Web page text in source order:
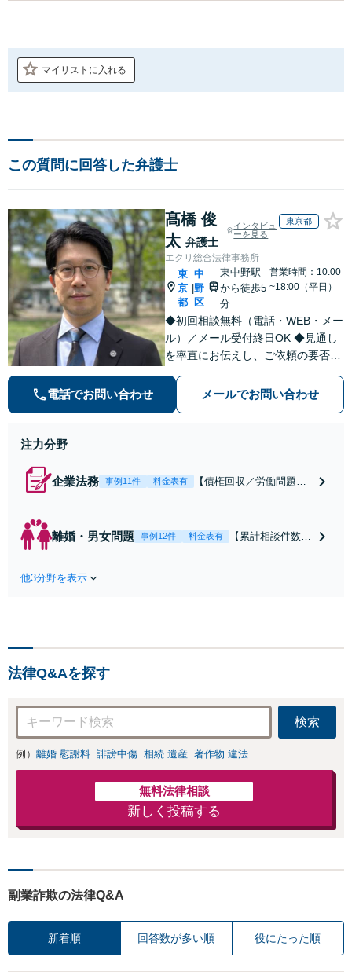
マイリストに入れる
この質問に回答した弁護士
髙橋 俊
太 弁護士
インタビュ
ーを見る
東京都
エクリ総合法律事務所
東
京
都
中
野
区
東中野駅
から徒歩5
分
営業時間：10:00
~18:00（平日）
◆初回相談無料（電話・WEB・メー
ル）／メール受付終日OK ◆見通し
を率直にお伝えし、ご依頼の要否も
解決まで弁護士本人が一貫してスピ
ーディーに対応いたします。 ◆累計
電話でお問い合わせ メールでお問い合わせ
注力分野
企業法務 事例11件 料金表有
【債権回収／労働問題／
のトラブル・会社内のト
ラブルなど、事後の解決
離婚・男女問題 事例12件 料金表有
【累計相談件数20
様の話を丁寧にう
を正確に読み取り
ます。【東京都在
住以外の方も対
応】
他3分野を表示
法律Q&Aを探す
検索
例） 離婚 慰謝料 誹謗中傷 相続 遺産 著作物 違法
無料法律相談
新しく投稿する
副業詐欺の法律Q&A
新着順 回答数が多い順 役にたった順